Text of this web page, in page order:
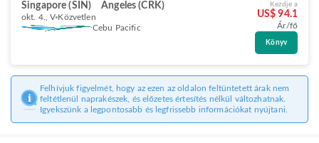
Singapore (SIN) Angeles (CRK)
okt. 4., V Közvetlen
Cebu Pacific
Kezdje a
US$ 94.1
Ár/fő
Könyv
Felhívjuk figyelmét, hogy az ezen az oldalon feltüntetett árak nem
feltétlenül naprakészek, és előzetes értesítés nélkül változhatnak.
Igyekszünk a legpontosabb és legfrissebb információkat nyújtani.